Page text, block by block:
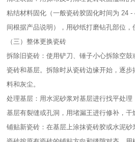
粘结材料固化（一般瓷砖胶固化时间为 24
间根据产品说明），用砂纸打磨钻孔部位，
（三）整体更换瓷砖​
拆除旧瓷砖：使用铲刀、锤子小心拆除空鼓
瓷砖和基层。拆除时从瓷砖边缘开始，逐
料和灰尘。​
处理基层：用水泥砂浆对基层进行找平处
基层有裂缝或孔洞，用堵漏王进行修补，干
铺贴新瓷砖：在基层上涂抹瓷砖胶或水泥